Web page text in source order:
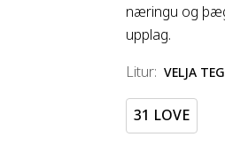
næringu og
upplag.
litur: VELJA
31 LOVE